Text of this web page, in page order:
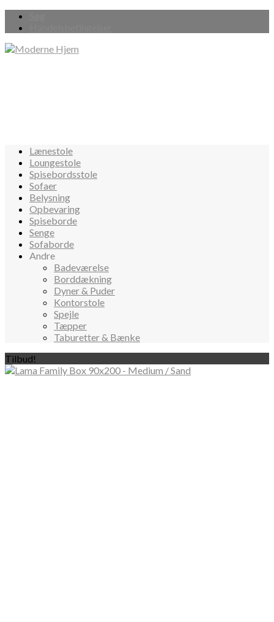
Lænestole
Loungestole
Spisebordsstole
Sofaer
Belysning
Opbevaring
Spiseborde
Senge
Sofaborde
Andre
Badeværelse
Borddækning
Dyner & Puder
Kontorstole
Spejle
Tæpper
Taburetter & Bænke
Tilbud!